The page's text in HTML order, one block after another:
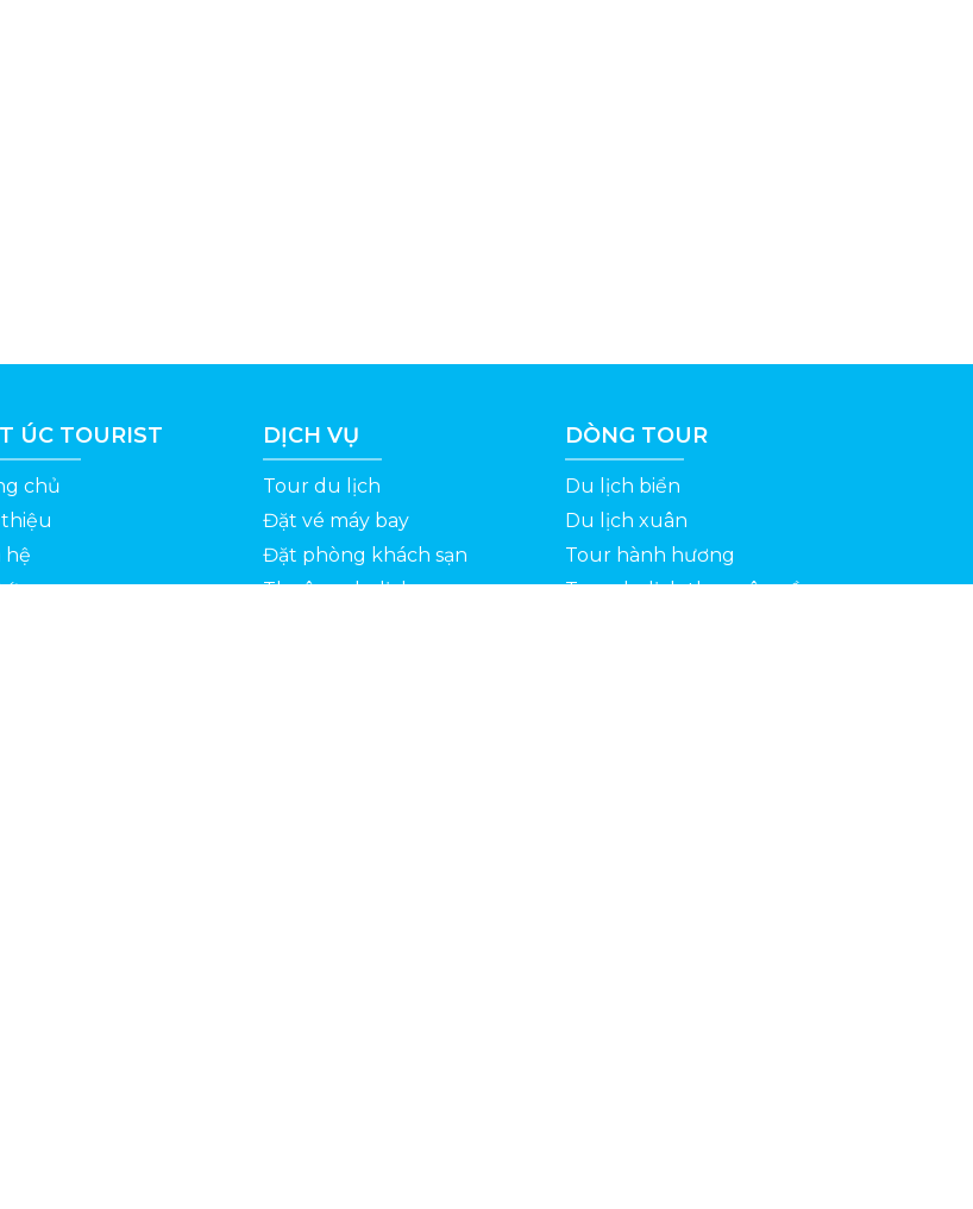
ÚC TOURIST
chủ
thiệu
hệ
DỊCH VỤ
Tour du lịch
Đặt vé máy bay
Đặt phòng khách sạn
Thuê xe du lịch
DÒNG TOUR
Du lịch biển
Du lịch xuân
Tour hành hương
Tour du lịch theo yêu cầu